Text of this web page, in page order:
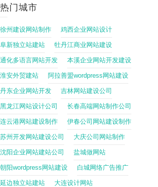
热门城市
徐州建设网站制作 鸡西企业网站设计
阜新独立站建站 牡丹江商业网站建设
通化多语言网站开发 本溪企业网站开发建设
淮安外贸建站 阿拉善盟wordpress网站建设
丹东企业网站开发 吉林网站建设公司
黑龙江网站设计公司 长春高端网站制作公司
连云港网站建设制作 伊春公司网站建设制作
苏州开发网站建设公司 大庆公司网站制作
沈阳企业网站建站公司 盐城做网站
朝阳wordpress网站建设 白城网络广告推广
延边独立站建站 大连设计网站